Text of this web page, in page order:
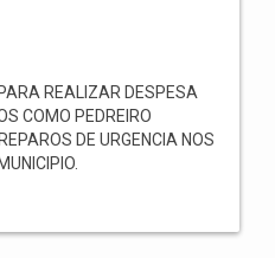
REALIZAR DESPESA
COMO PEDREIRO
DE URGENCIA NOS